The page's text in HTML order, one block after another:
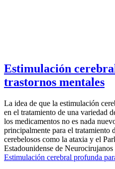
Estimulación
trastornos mentales
La idea de que la estimulación
en el tratamiento de una variedad
los medicamentos no es nada
principalmente para el tratamiento
cerebelosos como la ataxia y el
Estadounidense de
Estimulación cerebral profunda